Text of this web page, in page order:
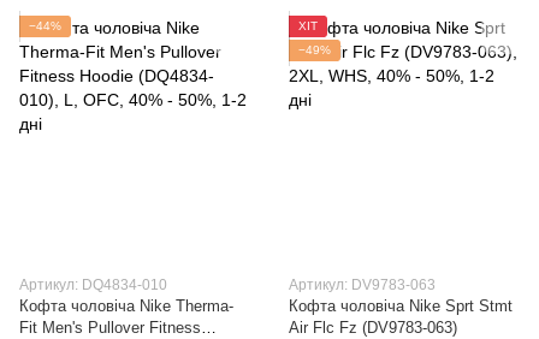
−44%
Артикул: DQ4834-010
Кофта чоловіча Nike Therma-
Fit Men's Pullover Fitness
ХІТ
−49%
Артикул: DV9783-063
Кофта чоловіча Nike Sprt Stmt
Air Flc Fz (DV9783-063)